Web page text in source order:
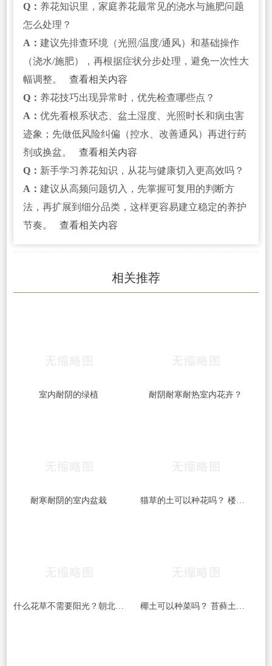
Q： 养花知识里，家庭养花最常见的浇水与施肥问题
怎么处理？
A： 建议先排查环境（光照/温度/通风）和基础操作
（浇水/施肥），再根据症状分步处理，避免一次性大
幅调整。
查看相关内容
Q： 养花技巧出现异常时，优先检查哪些点？
A： 优先看根系状态、盆土湿度、光照时长和病虫害
迹象；先做低风险纠偏（控水、改善通风）再进行药
剂或换盆。
查看相关内容
Q： 新手学习养花知识，从花与健康切入更高效吗？
A： 建议从高频问题切入，先掌握可复用的判断方
法，再扩展到细分品类，这样更容易建立稳定的养护
节奏。
查看相关内容
相关推荐
室内耐阴的绿植 耐阴耐寒耐热室内花卉？
耐寒耐阴的室内盆栽 猫草的土可以种花吗？ 楼顶积土可以种花吗？
什么花草不需要阳光？朝北阳台种花草大全？ 椰土可以种菜吗？ 苔藓土可以种菜吗？